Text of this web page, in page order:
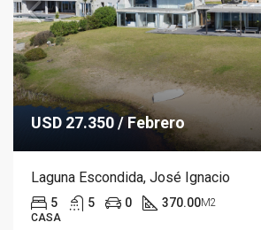
USD 27.350 / Febrero
Laguna Escondida, José Ignacio
5 5 0 370.00M2
CASA